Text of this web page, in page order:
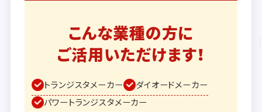
こんな業種の方に
ご活用いただけます！
トランジスタメーカー
ダイオードメーカー
パワートランジスタメーカー